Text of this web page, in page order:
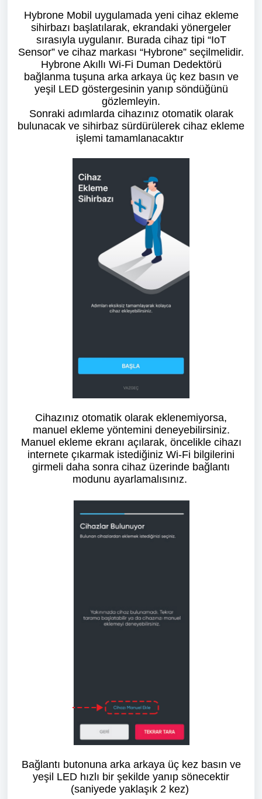
Hybrone Mobil uygulamada yeni cihaz ekleme
sihirbazı başlatılarak, ekrandaki yönergeler
sırasıyla uygulanır. Burada cihaz tipi “IoT
Sensor” ve cihaz markası “Hybrone” seçilmelidir.
Hybrone Akıllı Wi-Fi Duman Dedektörü
bağlanma tuşuna arka arkaya üç kez basın ve
yeşil LED göstergesinin yanıp söndüğünü
gözlemleyin.
Sonraki adımlarda cihazınız otomatik olarak
bulunacak ve sihirbaz sürdürülerek cihaz ekleme
işlemi tamamlanacaktır
Cihazınız otomatik olarak eklenemiyorsa,
manuel ekleme yöntemini deneyebilirsiniz.
Manuel ekleme ekranı açılarak, öncelikle cihazı
internete çıkarmak istediğiniz Wi-Fi bilgilerini
girmeli daha sonra cihaz üzerinde bağlantı
modunu ayarlamalısınız.
Bağlantı butonuna arka arkaya üç kez basın ve
yeşil LED hızlı bir şekilde yanıp sönecektir
(saniyede yaklaşık 2 kez)